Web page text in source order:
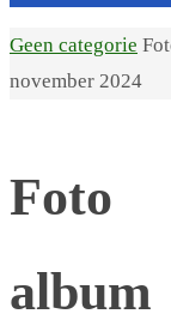
Home
Geen categorie
november 2024
Foto
album